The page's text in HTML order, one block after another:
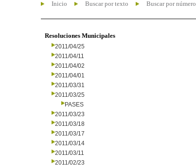
Inicio Buscar por texto Buscar por número
Resoluciones Municipales
2011/04/25
2011/04/11
2011/04/02
2011/04/01
2011/03/31
2011/03/25
PASES
2011/03/23
2011/03/18
2011/03/17
2011/03/14
2011/03/11
2011/02/23